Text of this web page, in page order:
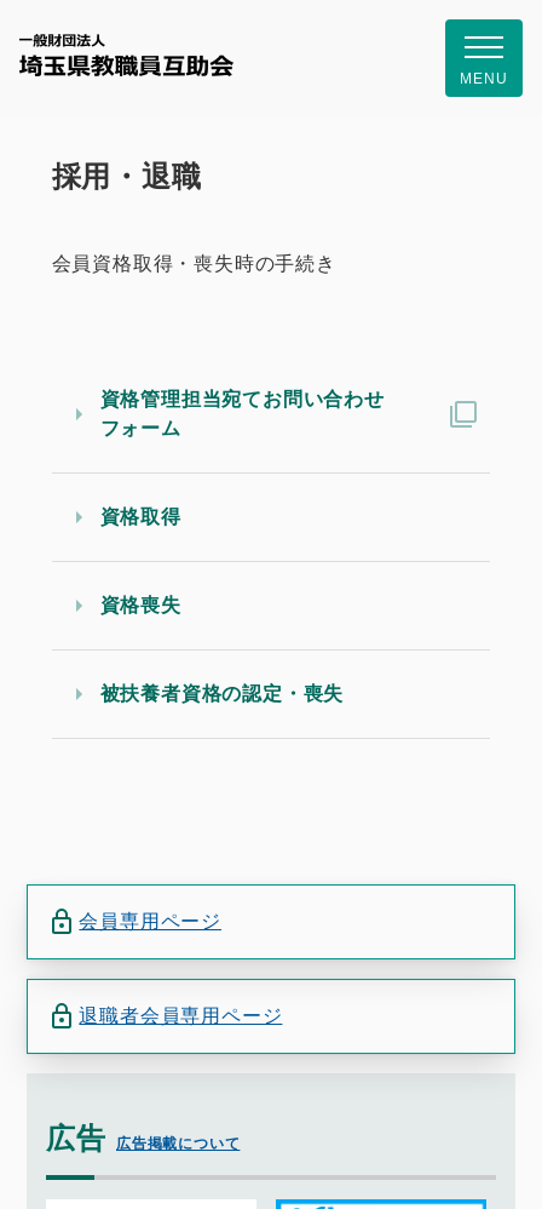
一般財団
MENU
採用・退職
会員資格取得・喪失時の手続き
資格管理担当宛てお問い合わせ
フォーム
資格取得
資格喪失
被扶養者資格の認定・喪失
会員専用ページ
退職者会員専用ページ
広告 広告掲載について